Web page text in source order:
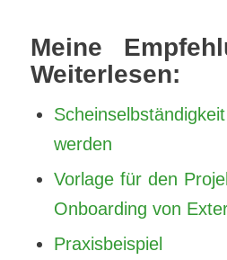
Meine
Weiterlesen:
werden
Vorlage für den
Onboarding von